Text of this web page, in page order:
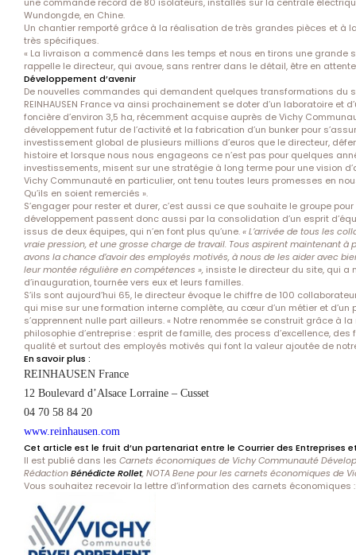
Wundongde, en Chine.
Un chantier remporté grâce à la réalisation de très grandes pièces et à
très spécifiques.
« La livraison a commencé dans les temps et nous en tirons une grande
rappelle le directeur, qui avoue, sans rentrer dans le détail, être en
Développement d’avenir
De nouvelles commandes qui demandent quelques transformations du
REINHAUSEN France va ainsi prochainement se doter d’un laboratoire et
foncière d’environ 3,5 ha, récemment acquise auprès de Vichy
développement futur de l’activité et la fabrication d’un bunker pour
investissement global de plusieurs millions d’euros que le directeur,
histoire et lorsque nous nous engageons ce n’est pas pour quelques
investissements, misent sur une stratégie à long terme pour une vision
Vichy Communauté en particulier, ont tenu toutes leurs promesses en
Qu’ils en soient remerciés ».
S’engager pour rester et durer, c’est aussi ce que souhaite le groupe
développement passent donc aussi par la consolidation d’un esprit
issus de deux équipes, qui n’en font plus qu’une.« L’arrivée de tous les
vraie pression, et une grosse charge de travail. Tous aspirent maintenant
avons la chance d’avoir des employés motivés, à nous de les aider avec
leur montée régulière en compétences », insiste le directeur du site, qui a
d’inauguration, tournée vers eux et leurs familles.
S’ils sont aujourd’hui 65, le directeur évoque le chiffre de 100
qui mise sur une formation interne complète, au cœur d’un métier et
s’apprennent nulle part ailleurs. « Notre renommée se construit grâce à
philosophie d’entreprise : esprit de famille, des process d’excellence,
qualité et surtout des employés motivés qui font la valeur ajoutée de
En savoir plus :
REINHAUSEN France
12 Boulevard d’Alsace Lorraine – Cusset
04 70 58 84 20
www.reinhausen.com
Cet article est le fruit d’un partenariat entre le Courrier des Entreprises
Il est publié dans les Carnets économiques de Vichy Communauté
RédactionBénédicte Rollet, NOTA Bene pour les carnets économiques de
Vous souhaitez recevoir la lettre d’information des carnets économiques :